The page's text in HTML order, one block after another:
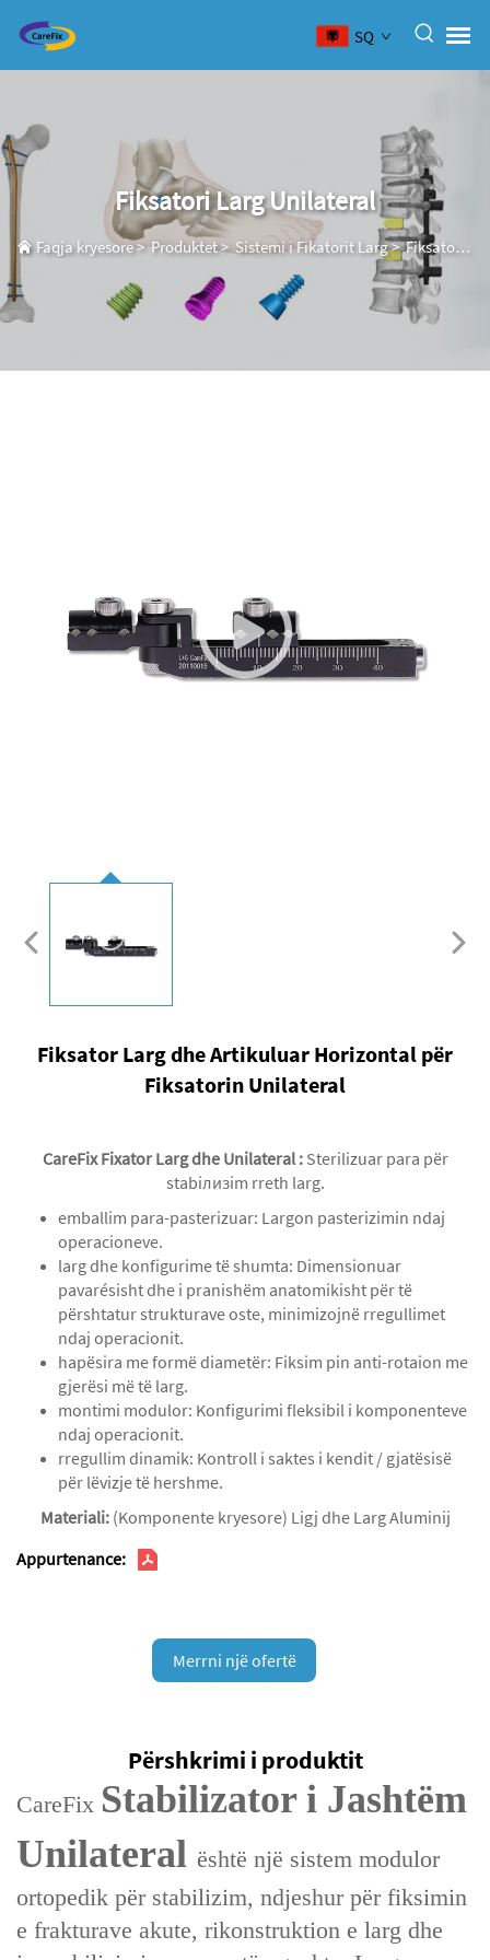
SQ
Fiksatori Larg Unilateral
Faqja kryesore>Produktet> Sistemi i Fikatorit Larg>Fiksatori Larg Unilateral
Fiksator Larg dhe Artikuluar Horizontal për
Fiksatorin Unilateral
CareFix Fixator Larg dhe Unilateral : Sterilizuar para për
stabiлизim rreth larg.
emballim para-pasterizuar: Largon pasterizimin ndaj
operacioneve.
larg dhe konfigurime të shumta: Dimensionuar
pavarésisht dhe i pranishëm anatomikisht për të
përshtatur strukturave oste, minimizojnë rregullimet
ndaj operacionit.
hapësira me formë diametër: Fiksim pin anti-rotaion me
gjerësi më të larg.
montimi modulor: Konfigurimi fleksibil i komponenteve
ndaj operacionit.
rregullim dinamik: Kontroll i saktes i kendit / gjatësisë
për lëvizje të hershme.
Materiali: (Komponente kryesore) Ligj dhe Larg Aluminij
Appurtenance:
Merrni një ofertë
Përshkrimi i produktit
CareFix Stabilizator i Jashtëm
Unilateral është një sistem modulor
ortopedik për stabilizim, ndjeshur për fiksimin
e frakturave akute, rikonstruktion e larg dhe